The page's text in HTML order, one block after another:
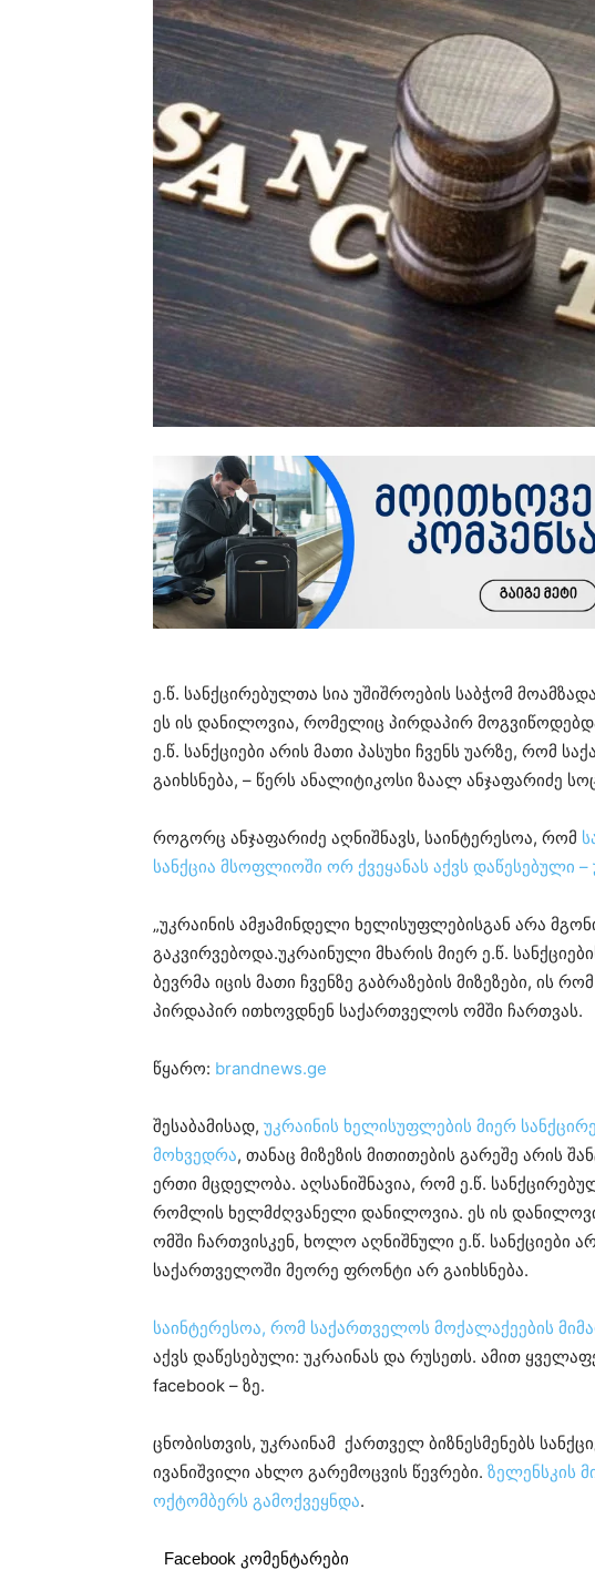
ე.წ. სანქცირებულთა სია უშიშროების საბჭომ
ეს ის დანილოვია, რომელიც პირდაპირ
ე.წ. სანქციები არის მათი პასუხი ჩვენს უარზე, რომ
გაიხსნება, – წერს ანალიტიკოსი ზაალ ანჯაფარიძე
როგორც ანჯაფარიძე აღნიშნავს, საინტერესოა, რომ
სანქცია მსოფლიოში ორ ქვეყანას აქვს დაწესებული
„უკრაინის ამჟამინდელი ხელისუფლებისგან არა
გაკვირვებოდა.უკრაინული მხარის მიერ ე.წ.
ბევრმა იცის მათი ჩვენზე გაბრაზების მიზეზები, ის
პირდაპირ ითხოვდნენ საქართველოს ომში ჩართვას.
წყარო: brandnews.ge
შესაბამისად, უკრაინის ხელისუფლების მიერ
მოხვედრა, თანაც მიზეზის მითითების გარეშე არის
ერთი მცდელობა. აღსანიშნავია, რომ ე.წ.
რომლის ხელმძღვანელი დანილოვია. ეს ის
ომში ჩართვისკენ, ხოლო აღნიშნული ე.წ. სანქციები
საქართველოში მეორე ფრონტი არ გაიხსნება.
საინტერესოა, რომ საქართველოს მოქალაქეების
აქვს დაწესებული: უკრაინას და რუსეთს. ამით
facebook – ზე.
ცნობისთვის, უკრაინამ ქართველ ბიზნესმენებს
ივანიშვილი ახლო გარემოცვის წევრები. ზელენსკის
ოქტომბერს გამოქვეყნდა.
Facebook კომენტარები